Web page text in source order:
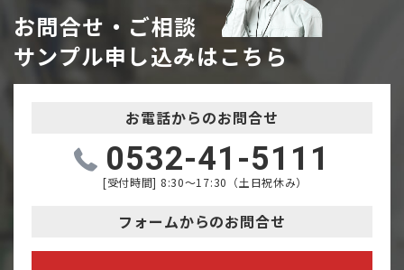
お問合せ・ご相談
サンプル申し込みはこちら
お電話からのお問合せ
0532-41-5111
[受付時間] 8:30～17:30（土日祝休み）
フォームからのお問合せ